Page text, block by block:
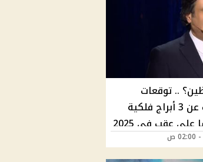
.. توقعات
ميشال حايك تكشف عن 3 أبراج فلكية
ستنقلب حياتهم رأسًا على عقب في 2025